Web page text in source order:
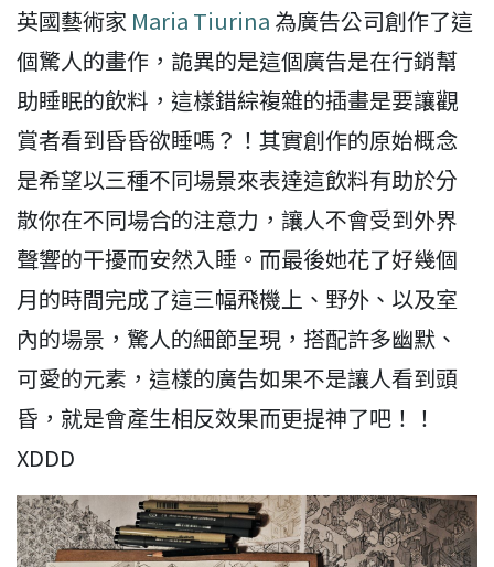
英國藝術家 Maria Tiurina 為廣告公司創作了這
個驚人的畫作，詭異的是這個廣告是在行銷幫
助睡眠的飲料，這樣錯綜複雜的插畫是要讓觀
賞者看到昏昏欲睡嗎？！其實創作的原始概念
是希望以三種不同場景來表達這飲料有助於分
散你在不同場合的注意力，讓人不會受到外界
聲響的干擾而安然入睡。而最後她花了好幾個
月的時間完成了這三幅飛機上、野外、以及室
內的場景，驚人的細節呈現，搭配許多幽默、
可愛的元素，這樣的廣告如果不是讓人看到頭
昏，就是會產生相反效果而更提神了吧！！
XDDD